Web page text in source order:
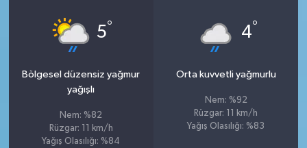
5°
Bölgesel düzensiz yağmur
yağışlı
Nem: %82
Rüzgar: 11 km/h
Yağış Olasılığı: %84
4°
Orta kuvvetli yağmurlu
Nem: %92
Rüzgar: 11 km/h
Yağış Olasılığı: %83